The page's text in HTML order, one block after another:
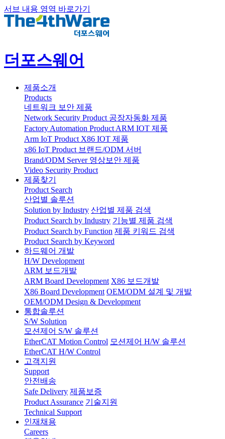
서브 내용 영역 바로가기
더포스웨어
제품소개
Products
네트워크 보안 제품
Network Security Product 공장자동화 제품
Factory Automation Product ARM IOT 제품
Arm IoT Product X86 IOT 제품
x86 IoT Product 브랜드/ODM 서버
Brand/ODM Server 영상보안 제품
Video Security Product
제품찾기
Product Search
산업별 솔루션
Solution by Industry 산업별 제품 검색
Product Search by Industry 기능별 제품 검색
Product Search by Function 제품 키워드 검색
Product Search by Keyword
하드웨어 개발
H/W Development
ARM 보드개발
ARM Board Development X86 보드개발
X86 Board Development OEM/ODM 설계 및 개발
OEM/ODM Design & Development
통합솔루션
S/W Solution
모션제어 S/W 솔루션
EtherCAT Motion Control 모션제어 H/W 솔루션
EtherCAT H/W Control
고객지원
Support
안전배송
Safe Delivery 제품보증
Product Assurance 기술지원
Technical Support
인재채용
Careers